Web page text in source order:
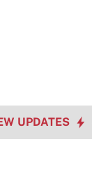
UPDATES